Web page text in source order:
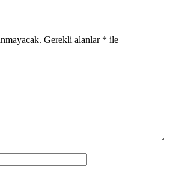
Gerekli alanlar * ile